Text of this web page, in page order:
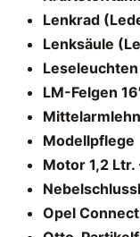
Lenkrad
Lenksäule
LM-Felgen
Modellpflege
Motor 1,2 Ltr.
Opel Connect